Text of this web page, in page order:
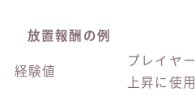
放置報酬の例
経験値
プレイヤ
上昇に使用